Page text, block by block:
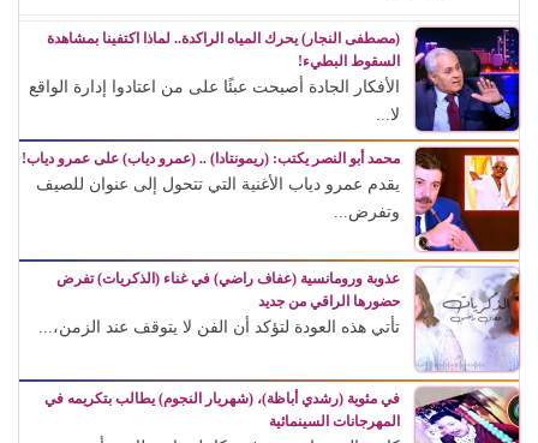
(مصطفى النجار) يحرك المياه الراكدة.. لماذا اكتفينا بمشاهدة
السقوط البطيء!
الأفكار الجادة أصبحت عبئًا على من اعتادوا إدارة الواقع
لا...
محمد أبو النصر يكتب: (ريمونتادا) .. (عمرو دياب) على عمرو دياب!
يقدم عمرو دياب الأغنية التي تتحول إلى عنوان للصيف
وتفرض...
عذوبة ورومانسية (عفاف راضي) في غناء (الذكريات) تفرض
حضورها الراقي من جديد
تأتي هذه العودة لتؤكد أن الفن لا يتوقف عند الزمن،...
في مئوية (رشدي أباظة)، (شهريار النجوم) يطالب بتكريمه في
المهرجانات السينمائية